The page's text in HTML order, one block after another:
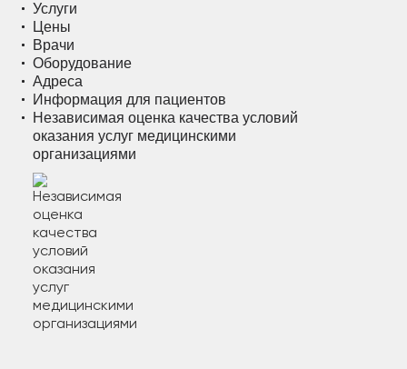
Услуги
Цены
Врачи
Оборудование
Адреса
Информация для пациентов
Независимая оценка качества условий
оказания услуг медицинскими
организациями